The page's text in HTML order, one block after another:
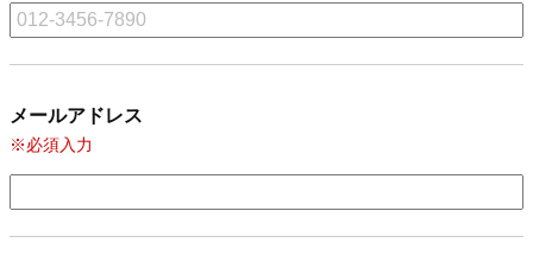
メールアドレス
※必須入力